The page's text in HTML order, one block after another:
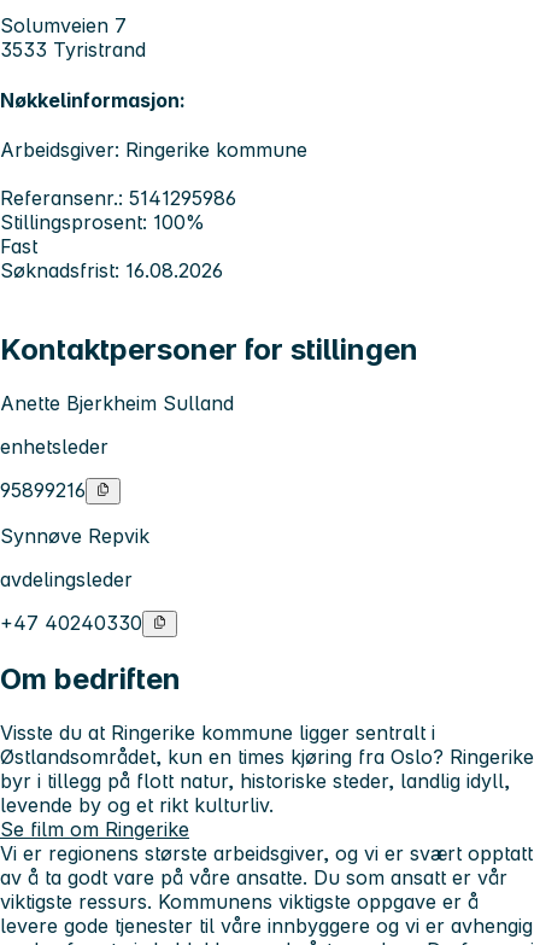
Solumveien 7
3533 Tyristrand
Nøkkelinformasjon:
Arbeidsgiver: Ringerike kommune
Referansenr.: 5141295986
Stillingsprosent: 100%
Fast
Søknadsfrist: 16.08.2026
Kontaktpersoner for stillingen
Anette Bjerkheim Sulland
enhetsleder
95899216
Synnøve Repvik
avdelingsleder
+47 40240330
Om bedriften
Visste du at Ringerike kommune ligger sentralt i
Østlandsområdet, kun en times kjøring fra Oslo? Ringerike
byr i tillegg på flott natur, historiske steder, landlig idyll,
levende by og et rikt kulturliv.
Se film om Ringerike
Vi er regionens største arbeidsgiver, og vi er svært opptatt
av å ta godt vare på våre ansatte. Du som ansatt er vår
viktigste ressurs. Kommunens viktigste oppgave er å
levere gode tjenester til våre innbyggere og vi er avhengig